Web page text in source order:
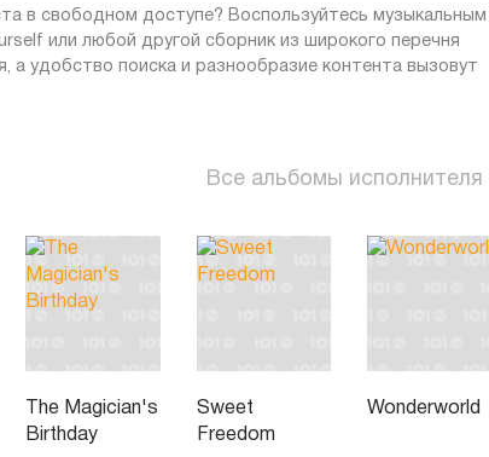
в свободном доступе? Воспользуйтесь музыкальным
или любой другой сборник из широкого перечня
а удобство поиска и разнообразие контента вызовут
Все альбомы исполнителя
The Magician's
Birthday
Sweet
Freedom
Wonderworld